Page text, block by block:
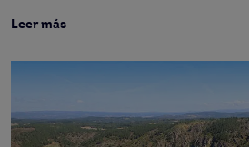
Leer más